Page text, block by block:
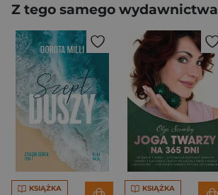
Z tego samego wydawnictwa
KSIĄŻKA KSIĄŻKA